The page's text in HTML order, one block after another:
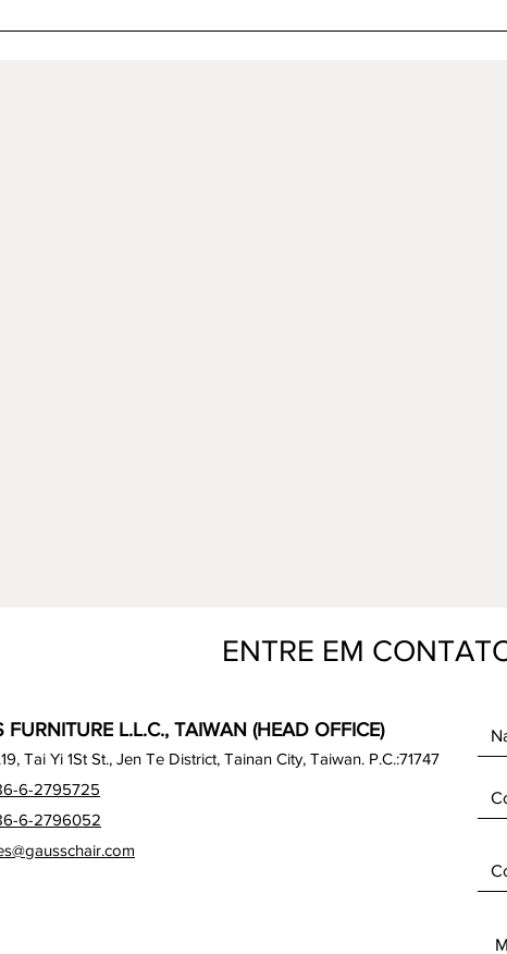
ENTRE EM
FURNITURE L.L.C., TAIWAN (HEAD OFFICE)
Tai Yi 1St St., Jen Te District, Tainan City, Taiwan. P.C.:71747
6-2795725
6-2796052